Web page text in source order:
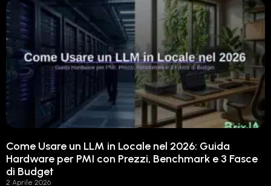
Come Usare un LLM in Locale nel 2026: Guida
Hardware per PMI con Prezzi, Benchmark e 3 Fasce
di Budget
2 Aprile 2026